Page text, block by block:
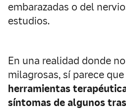
embarazadas o del
estudios.
En una realidad donde
milagrosas, sí parece
herramientas
síntomas de algunos